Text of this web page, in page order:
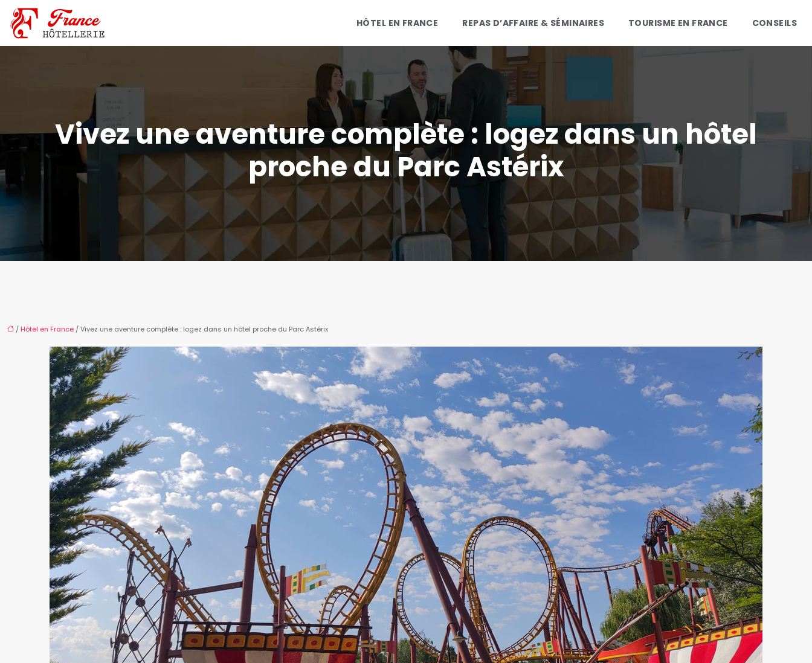
HÔTEL EN FRANCE REPAS D’AFFAIRE & SÉMINAIRES TOURISME EN FRANCE CONSEILS
Vivez une aventure complète : logez dans un hôtel
proche du Parc Astérix
/ Hôtel en France / Vivez une aventure complète : logez dans un hôtel proche du Parc Astérix